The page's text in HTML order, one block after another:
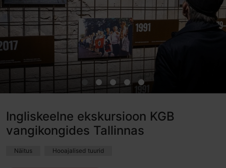
Ingliskeelne ekskursioon KGB
vangikongides Tallinnas
Näitus Hooajalised tuurid